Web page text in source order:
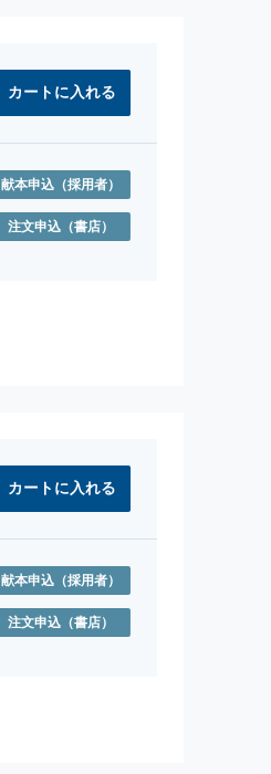
献本申込 （採用者）
注文申込 （書店）
献本申込 （採用者）
注文申込 （書店）